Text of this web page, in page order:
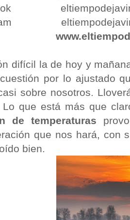
difícil la de hoy y
por lo ajustado
sobre nosotros.
Lo que está más que
de temperaturas
que nos hará, con
bien.